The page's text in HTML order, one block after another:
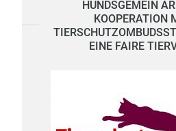
HUNDSGEMEIN
KOOPERATION
EINE FAIRE